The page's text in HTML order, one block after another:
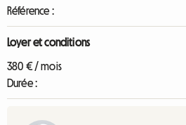
Référence :
Loyer et conditions
380 € / mois
Durée :